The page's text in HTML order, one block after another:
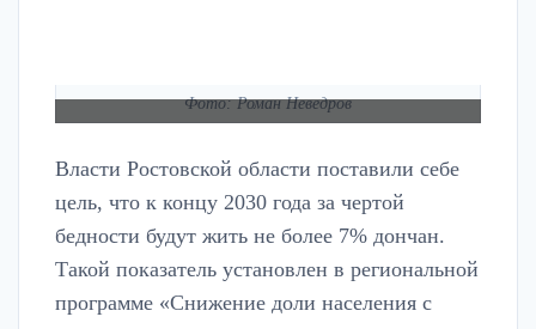
Фото: Роман Неведров
Власти Ростовской области поставили себе
цель, что к концу 2030 года за чертой
бедности будут жить не более 7% дончан.
Такой показатель установлен в региональной
программе «Снижение доли населения с